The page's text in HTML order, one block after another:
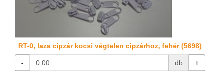
RT-0, laza cipzár kocsi végtelen cipzárhoz, fehér (5698)
- db +